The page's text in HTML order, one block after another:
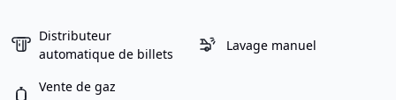
Distributeur
automatique de billets
Lavage manuel
Vente de gaz